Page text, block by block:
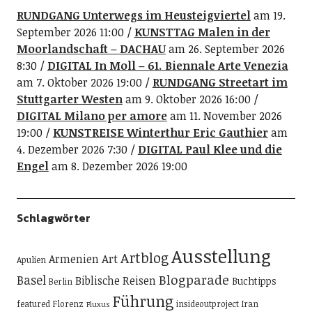
RUNDGANG Unterwegs im Heusteigviertelam 19.
September 2026 11:00
KUNSTTAG Malen in der
Moorlandschaft – DACHAUam 26. September 2026
8:30
DIGITAL In Moll – 61. Biennale Arte Venezia
am 7. Oktober 2026 19:00
RUNDGANG Streetart im
Stuttgarter Westenam 9. Oktober 2026 16:00
DIGITAL Milano per amoream 11. November 2026
19:00
KUNSTREISE Winterthur Eric Gauthieram
4. Dezember 2026 7:30
DIGITAL Paul Klee und die
Engelam 8. Dezember 2026 19:00
Schlagwörter
Apulien ArmenienArtArtblogAusstellung
Basel Berlin Biblische ReisenBlogparade Buchtipps
featured Florenz Fluxus Führung insideoutproject Iran